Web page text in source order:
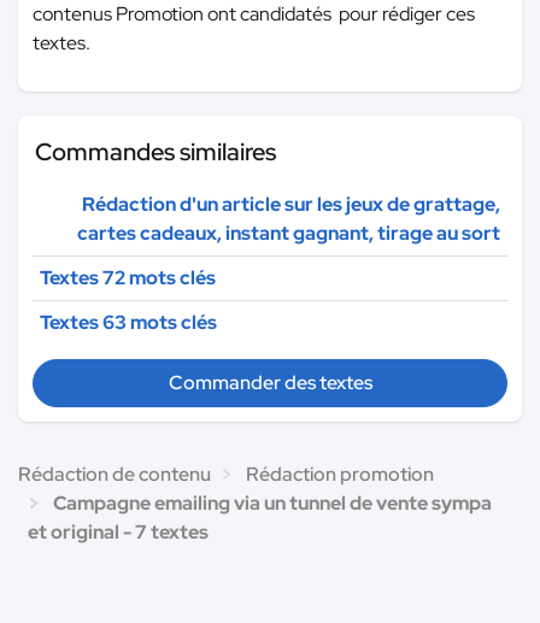
contenus Promotion ont candidatés pour rédiger ces
textes.
Commandes similaires
Rédaction d'un article sur les jeux de grattage,
cartes cadeaux, instant gagnant, tirage au sort
Textes 72 mots clés
Textes 63 mots clés
Commander des textes
Rédaction de contenu
Rédaction promotion
Campagne emailing via un tunnel de vente sympa
et original - 7 textes